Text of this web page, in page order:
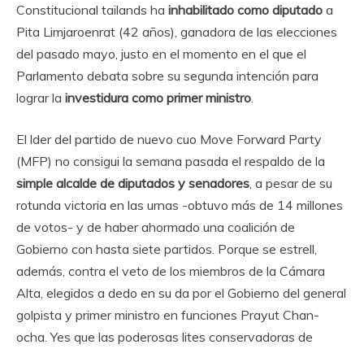
Constitucional tailands ha inhabilitado como diputado a
Pita Limjaroenrat (42 años), ganadora de las elecciones
del pasado mayo, justo en el momento en el que el
Parlamento debata sobre su segunda intención para
lograr la investidura como primer ministro
El lder del partido de nuevo cuo Move Forward Party
(MFP) no consigui la semana pasada el respaldo de la
simple alcalde de diputados y senadores , a pesar de su
rotunda victoria en las urnas -obtuvo más de 14 millones
de votos- y de haber ahormado una coalición de
Gobierno con hasta siete partidos. Porque se estrell,
además, contra el veto de los miembros de la Cámara
Alta, elegidos a dedo en su da por el Gobierno del general
golpista y primer ministro en funciones Prayut Chan-
ocha. Yes que las poderosas lites conservadoras de